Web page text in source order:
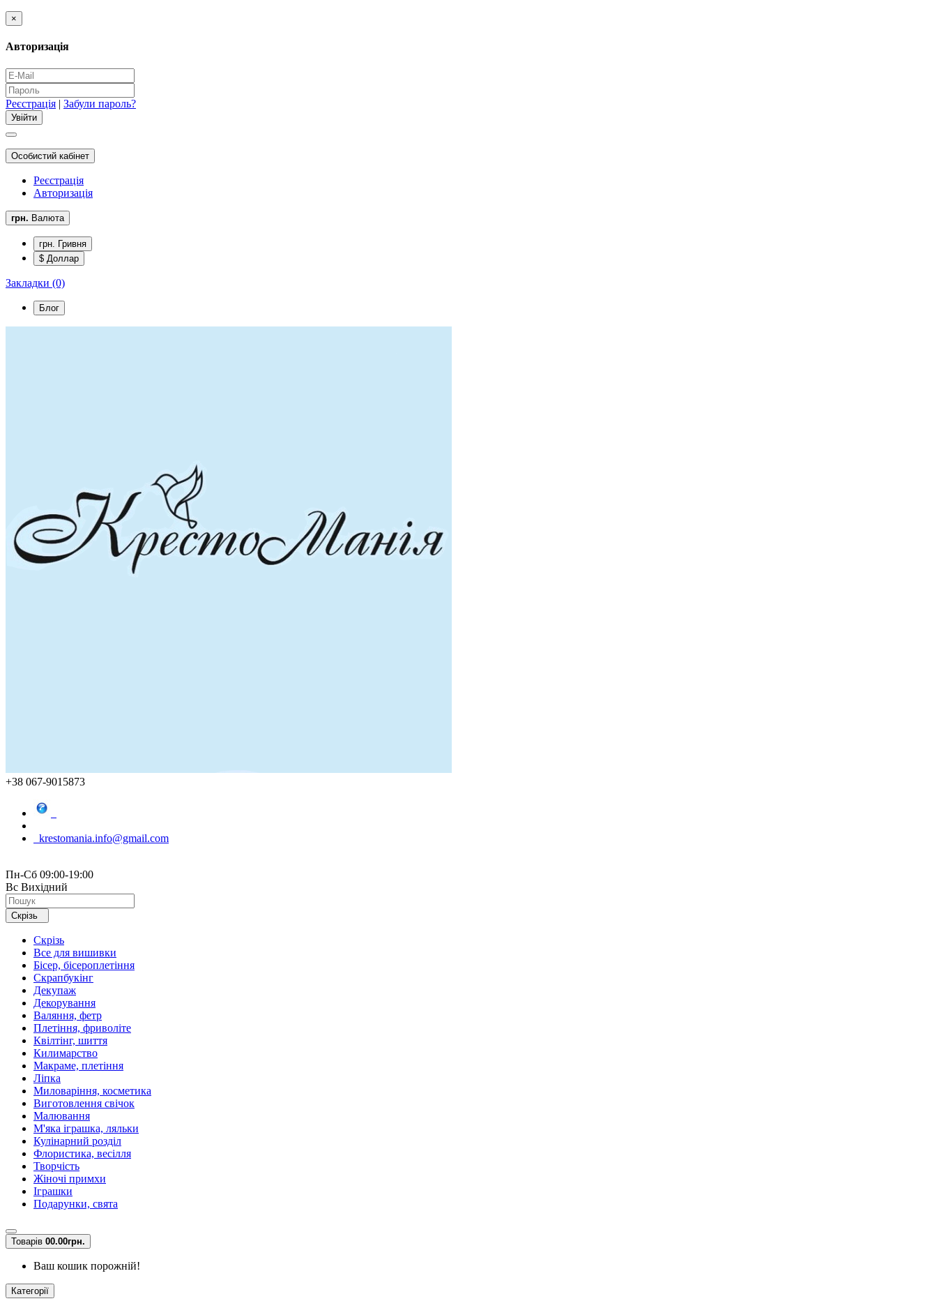
×
Авторизація
Реєстрація | Забули пароль?
Особистий кабінет
Реєстрація
Авторизація
грн. Валюта
грн. Гривня
$ Доллар
Закладки (0)
Блог
+38 067-9015873
krestomania.info@gmail.com
Пн-Сб 09:00-19:00
Вс Вихідний
Скрізь
Скрізь
Все для вишивки
Бісер, бісероплетіння
Скрапбукінг
Декупаж
Декорування
Валяння, фетр
Плетіння, фриволіте
Квілтінг, шиття
Килимарство
Макраме, плетіння
Ліпка
Миловаріння, косметика
Виготовлення свічок
Малювання
М'яка іграшка, ляльки
Кулінарний розділ
Флористика, весілля
Творчість
Жіночі примхи
Іграшки
Подарунки, свята
Товарів 00.00грн.
Ваш кошик порожній!
Категорії